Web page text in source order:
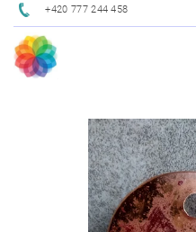
+420 777 244 458